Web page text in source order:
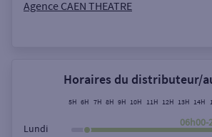
Rechercher
Agence CAEN THEATRE
Horaires du distributeur/
5H 6H 7H 8H 9H 10H 11H 12H 13H 14H
Lundi
06h00-